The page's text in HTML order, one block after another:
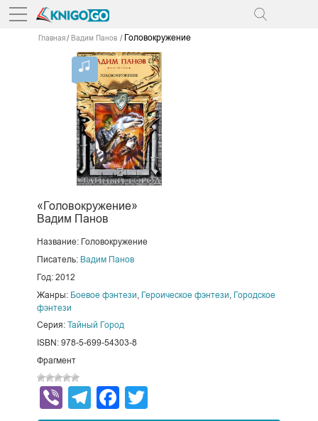
Главная Вадим Панов Головокружение
«Головокружение»
Вадим Панов
Название: Головокружение
Писатель: Вадим Панов
Год: 2012
Жанры: Боевое фэнтези Героическое фэнтези Городское
фэнтези
Серия: Тайный Город
ISBN: 978-5-699-54303-8
Фрагмент
ViberTelegram
Facebook